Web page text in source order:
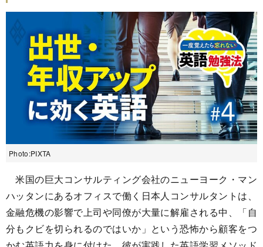
Photo:PIXTA
米国の巨大コンサルティング会社のニューヨーク・マン
ハッタンにあるオフィスで働く日本人コンサルタントは、
金融危機の影響で上司や同僚が大量に解雇される中、「自
分もクビを切られるのではいか」という恐怖から顧客をつ